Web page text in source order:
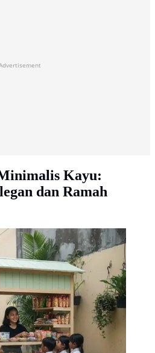
Kayu:
dan Ramah